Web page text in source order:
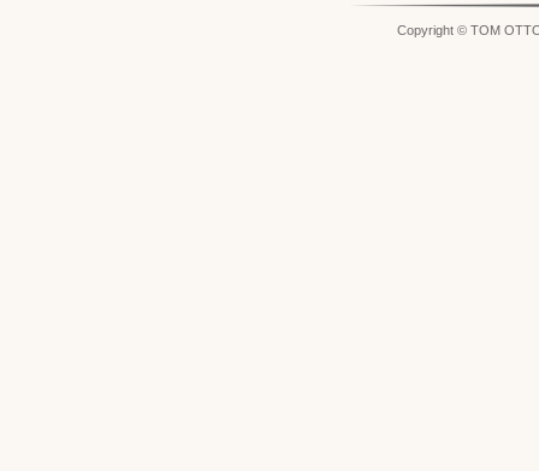
Copyright © TOM